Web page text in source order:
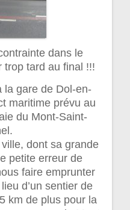
dans le
tard au final !!!
la gare de Dol-en-
maritime prévu au
du Mont-Saint-
dont sa grande
petite erreur de
faire emprunter
d’un sentier de
km de plus pour la